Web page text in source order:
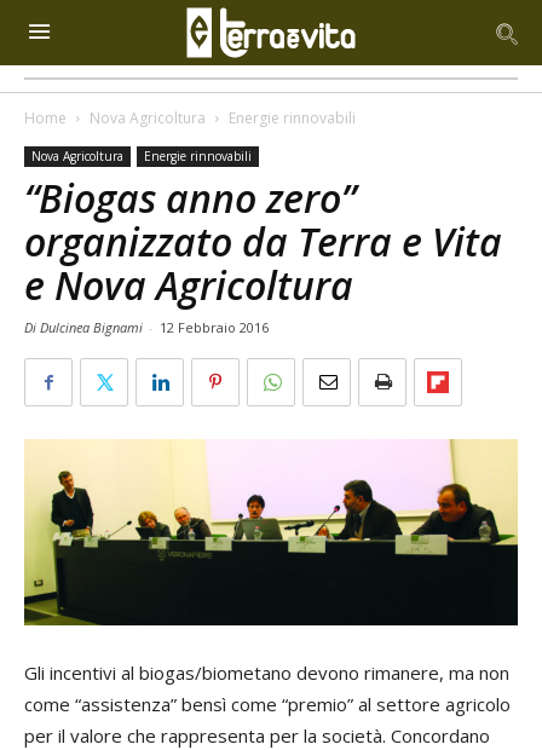
Home Nova Agricoltura Energie rinnovabili
Nova Agricoltura Energie rinnovabili
“Biogas anno zero”
organizzato da Terra e Vita
e Nova Agricoltura
Di Dulcinea Bignami - 12 Febbraio 2016
Gli incentivi al biogas/biometano devono rimanere, ma non
come “assistenza” bensì come “premio” al settore agricolo
per il valore che rappresenta per la società. Concordano